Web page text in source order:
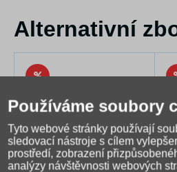
Alternativní
Používáme soubory
Tyto webové stránky používají
sledovací nástroje s cílem
prostředí, zobrazení
analýzy návštěvnosti webových